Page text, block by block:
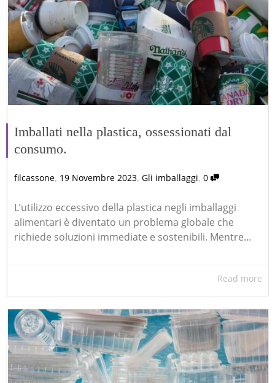
Imballati nella plastica, ossessionati dal
consumo.
filcassone, 19 Novembre 2023, Gli imballaggi, 0
L’utilizzo eccessivo della plastica negli imballaggi
alimentari è diventato un problema globale che
richiede soluzioni immediate e sostenibili. Mentre...
Read more